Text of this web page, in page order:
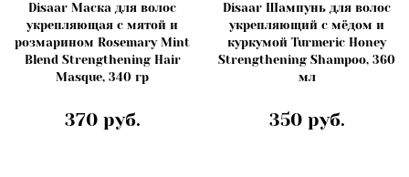
Disaar Маска для волос
укрепляющая с мятой и
розмарином Rosemary Mint
Blend Strengthening Hair
Masque, 340 гр
370 руб.
Disaar Шампунь для волос
укрепляющий с мёдом и
куркумой Turmeric Honey
Strengthening Shampoo, 360
мл
350 руб.